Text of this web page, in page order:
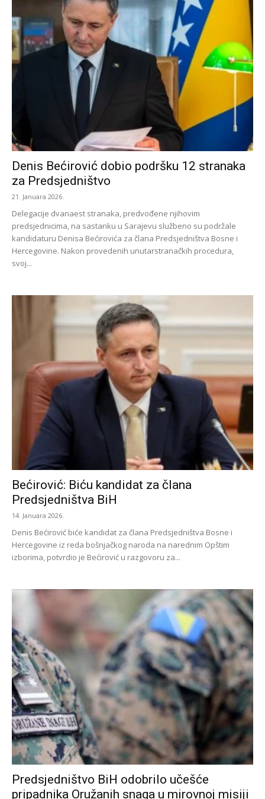
Denis Bećirović dobio podršku 12 stranaka
za Predsjedništvo
21. Januara 2026.
Delegacije dvanaest stranaka, predvođene njihovim
predsjednicima, na sastanku u Sarajevu službeno su podržale
kandidaturu Denisa Bećirovića za člana Predsjedništva Bosne i
Hercegovine. Nakon provedenih unutarstranačkih procedura,
svoj...
Bećirović: Biću kandidat za člana
Predsjedništva BiH
14. Januara 2026.
Denis Bećirović biće kandidat za člana Predsjedništva Bosne i
Hercegovine iz reda bošnjačkog naroda na narednim Opštim
izborima, potvrdio je Bećirović u razgovoru za...
Predsjedništvo BiH odobrilo učešće
pripadnika Oružanih snaga u mirovnoj misiji